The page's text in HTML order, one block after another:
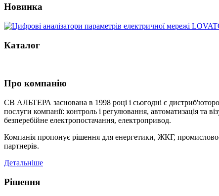
Новинка
Каталог
Про компанію
СВ АЛЬТЕРА заснована в 1998 році і сьогодні є
послуги компанії: контроль і регулювання, автоматизація та
безперебійне електропостачання, електропривод.
Компанія пропонує рішення для енергетики, ЖКГ,
партнерів.
Детальніше
Рішення